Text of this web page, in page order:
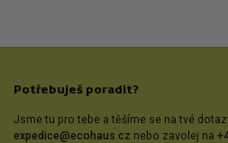
Potřebuješ poradit?
Jsme tu pro tebe a těšíme se na tvé
expedice@ecohaus.cz nebo zavolej na